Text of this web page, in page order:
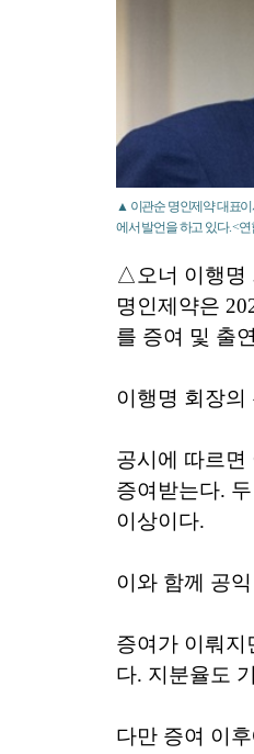
▲ 이관순 명인제약 대표이
에서 발언을 하고 있다. <
△오너 이행명
명인제약은
를 증여 및 출
이행명 회장의
공시에 따르면
증여받는다.
이상이다.
이와 함께 공
증여가 이뤄지
다. 지분율도
다만 증여 이